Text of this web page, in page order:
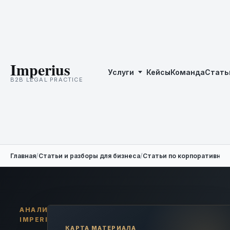
Imperius
B2B LEGAL PRACTICE
Услуги КейсыКоманда
Главная/Статьи и разборы для бизнеса/Статьи по
АНАЛИТИКА
IMPERIUS
КАРТА МАТЕРИАЛА